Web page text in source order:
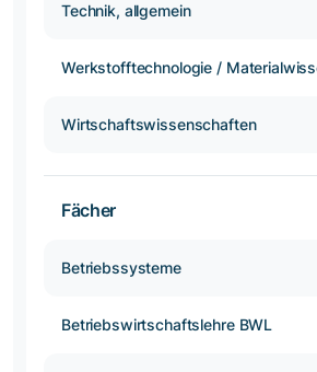
Technik, allgemein
Werkstofftechnologie /
Wirtschaftswissenschaften
Fächer
Betriebssysteme
Betriebswirtschaftslehre BWL